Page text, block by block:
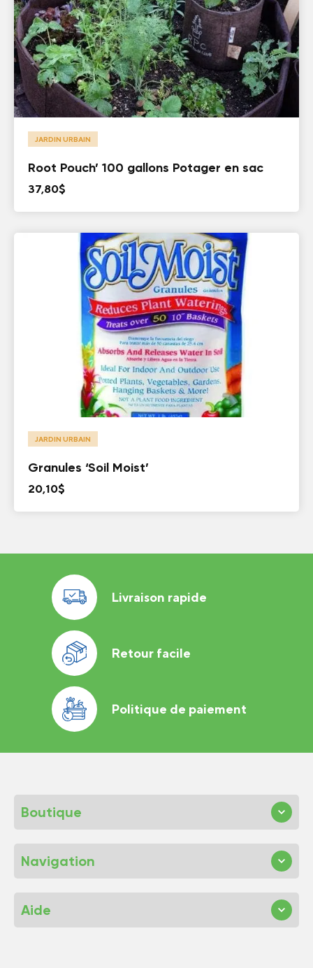
JARDIN URBAIN
Root Pouch’ 100 gallons Potager en sac
37,80$
JARDIN URBAIN
Granules ‘Soil Moist’
20,10$
Livraison rapide
Retour facile
Politique de paiement
Boutique
Navigation
Aide